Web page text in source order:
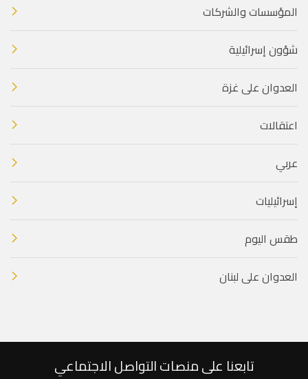
المؤسسات والشركات
شؤون إسرائيلية
العدوان على غزة
اعتقالات
عربي
إسرائيليات
طقس اليوم
العدوان على لبنان
تابعنا على منصات التواصل الاجتماعي